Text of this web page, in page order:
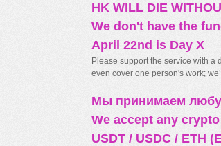
HK WILL DIE
We don't have the
April 22nd is Day X
Please support the service with a
even cover one person's work;
Мы принимаем
We accept any crypto
USDT / USDC / ETH